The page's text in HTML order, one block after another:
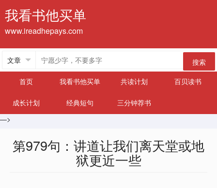
我看书他买单
www.ireadhepays.com
搜索
首页
我看书他买单 共读计划 百贝读书
成长计划 经典短句
三分钟荐书
—>
第979句：讲道让我们离天堂或地
狱更近一些